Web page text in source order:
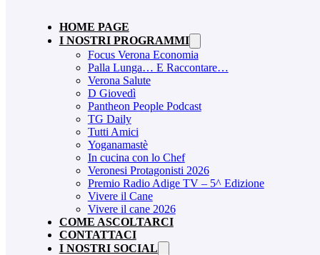
HOME PAGE
I NOSTRI PROGRAMMI
Focus Verona Economia
Palla Lunga… E Raccontare…
Verona Salute
D Giovedì
Pantheon People Podcast
TG Daily
Tutti Amici
Yoganamastè
In cucina con lo Chef
Veronesi Protagonisti 2026
Premio Radio Adige TV – 5^ Edizione
Vivere il Cane
Vivere il cane 2026
COME ASCOLTARCI
CONTATTACI
I NOSTRI SOCIAL